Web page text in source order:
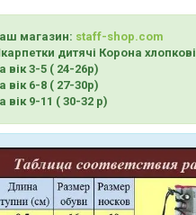
магазин: staff-shop.com
дитячі Корона хлопкові
вік 3-5 ( 24-26р)
вік 6-8 ( 27-30р)
вік 9-11 ( 30-32 р)